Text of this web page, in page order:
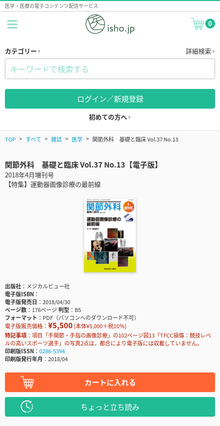
医学・医療の電子コンテンツ配信サービス
0
カテゴリー 詳細検索
ログイン／新規登録
初めての方へ
TOP すべて 雑誌 医学 関節外科 基礎と臨床 Vol.37 No.13
関節外科 基礎と臨床 Vol.37 No.13【電子版】
2018年4月増刊号
【特集】運動器画像診療の最前線
出版社
メジカルビュー社
電子版ISBN
電子版発売日
2018/04/30
ページ数
176ページ判型
B5
フォーマット
PDF（パソコンへのダウンロード不可）
電子版販売価格： ¥5,500(本体¥5,000＋税10％)
特記事項
項目「手関節・手指の画像診療」の102ページ図13「TFCC損傷：競技レベ
ルの高いスポーツ選手」の写真2点は，都合により電子版には収載していません。
印刷版ISSN
0286-5394
印刷版発行年月
2018/04
カートに入れる
ちょっと立ち読み